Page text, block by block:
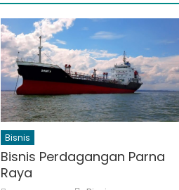
Bisnis
Bisnis Perdagangan Parna
Raya